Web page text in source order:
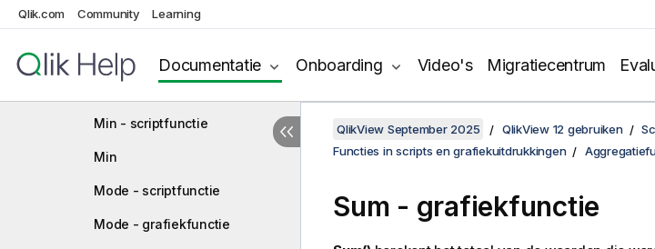
Qlik.com Community Learning
Documentatie Onboarding Video's Migratiecentrum
FirstSortedValue
Max - scriptfunctie
Min - scriptfunctie
Min
Mode - scriptfunctie
Mode - grafiekfunctie
QlikView September 2025 QlikView 12 gebruiken
Functies in scripts en grafiekuitdrukkingen
Sum - grafiekfunctie